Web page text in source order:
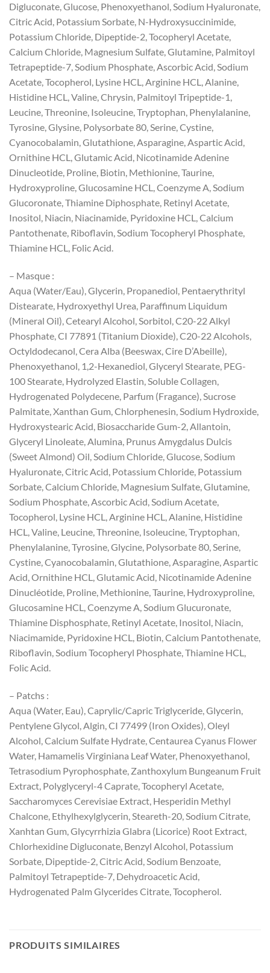
Digluconate, Glucose, Phenoxyethanol, Sodium Hyaluronate,
Citric Acid, Potassium Sorbate, N-Hydroxysuccinimide,
Potassium Chloride, Dipeptide-2, Tocopheryl Acetate,
Calcium Chloride, Magnesium Sulfate, Glutamine, Palmitoyl
Tetrapeptide-7, Sodium Phosphate, Ascorbic Acid, Sodium
Acetate, Tocopherol, Lysine HCL, Arginine HCL, Alanine,
Histidine HCL, Valine, Chrysin, Palmitoyl Tripeptide-1,
Leucine, Threonine, Isoleucine, Tryptophan, Phenylalanine,
Tyrosine, Glysine, Polysorbate 80, Serine, Cystine,
Cyanocobalamin, Glutathione, Asparagine, Aspartic Acid,
Ornithine HCL, Glutamic Acid, Nicotinamide Adenine
Dinucleotide, Proline, Biotin, Methionine, Taurine,
Hydroxyproline, Glucosamine HCL, Coenzyme A, Sodium
Glucoronate, Thiamine Diphosphate, Retinyl Acetate,
Inositol, Niacin, Niacinamide, Pyridoxine HCL, Calcium
Pantothenate, Riboflavin, Sodium Tocopheryl Phosphate,
Thiamine HCL, Folic Acid.
– Masque :
Aqua (Water/Eau), Glycerin, Propanediol, Pentaerythrityl
Distearate, Hydroxyethyl Urea, Paraffinum Liquidum
(Mineral Oil), Cetearyl Alcohol, Sorbitol, C20-22 Alkyl
Phosphate, CI 77891 (Titanium Dioxide), C20-22 Alcohols,
Octyldodecanol, Cera Alba (Beeswax, Cire D’Abeille),
Phenoxyethanol, 1,2-Hexanediol, Glyceryl Stearate, PEG-
100 Stearate, Hydrolyzed Elastin, Soluble Collagen,
Hydrogenated Polydecene, Parfum (Fragance), Sucrose
Palmitate, Xanthan Gum, Chlorphenesin, Sodium Hydroxide,
Hydroxystearic Acid, Biosaccharide Gum-2, Allantoin,
Glyceryl Linoleate, Alumina, Prunus Amygdalus Dulcis
(Sweet Almond) Oil, Sodium Chloride, Glucose, Sodium
Hyaluronate, Citric Acid, Potassium Chloride, Potassium
Sorbate, Calcium Chloride, Magnesium Sulfate, Glutamine,
Sodium Phosphate, Ascorbic Acid, Sodium Acetate,
Tocopherol, Lysine HCL, Arginine HCL, Alanine, Histidine
HCL, Valine, Leucine, Threonine, Isoleucine, Tryptophan,
Phenylalanine, Tyrosine, Glycine, Polysorbate 80, Serine,
Cystine, Cyanocobalamin, Glutathione, Asparagine, Aspartic
Acid, Ornithine HCL, Glutamic Acid, Nicotinamide Adenine
Dinucléotide, Proline, Methionine, Taurine, Hydroxyproline,
Glucosamine HCL, Coenzyme A, Sodium Glucuronate,
Thiamine Disphosphate, Retinyl Acetate, Inositol, Niacin,
Niacimamide, Pyridoxine HCL, Biotin, Calcium Pantothenate,
Riboflavin, Sodium Tocopheryl Phosphate, Thiamine HCL,
Folic Acid.
– Patchs :
Aqua (Water, Eau), Caprylic/Capric Triglyceride, Glycerin,
Pentylene Glycol, Algin, CI 77499 (Iron Oxides), Oleyl
Alcohol, Calcium Sulfate Hydrate, Centaurea Cyanus Flower
Water, Hamamelis Virginiana Leaf Water, Phenoxyethanol,
Tetrasodium Pyrophosphate, Zanthoxylum Bungeanum Fruit
Extract, Polyglyceryl-4 Caprate, Tocopheryl Acetate,
Saccharomyces Cerevisiae Extract, Hesperidin Methyl
Chalcone, Ethylhexylglycerin, Steareth-20, Sodium Citrate,
Xanhtan Gum, Glycyrrhizia Glabra (Licorice) Root Extract,
Chlorhexidine Digluconate, Benzyl Alcohol, Potassium
Sorbate, Dipeptide-2, Citric Acid, Sodium Benzoate,
Palmitoyl Tetrapeptide-7, Dehydroacetic Acid,
Hydrogenated Palm Glycerides Citrate, Tocopherol.
PRODUITS SIMILAIRES